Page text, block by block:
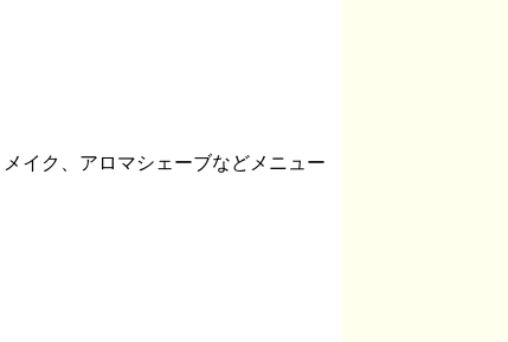
イク、アロマシェーブなどメニュー